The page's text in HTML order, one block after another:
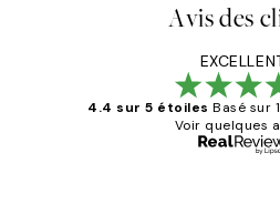
Avis des
4.4 sur 5 étoiles Basé sur
Voir quelques